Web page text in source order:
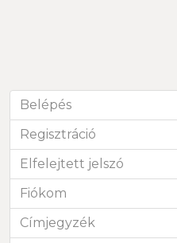
Belépés
Regisztráció
Elfelejtett jelszó
Fiókom
Címjegyzék